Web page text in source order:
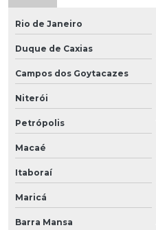
Rio de Janeiro
Duque de Caxias
Campos dos Goytacazes
Niterói
Petrópolis
Macaé
Itaboraí
Maricá
Barra Mansa